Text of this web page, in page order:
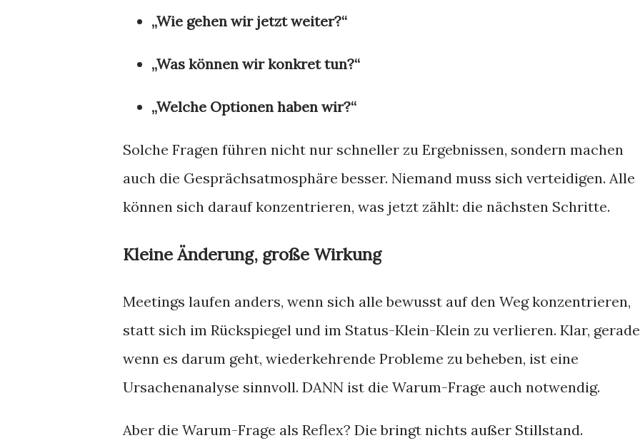
„Wie gehen wir jetzt weiter?“
„Was können wir konkret tun?“
„Welche Optionen haben wir?“
Solche Fragen führen nicht nur schneller zu Ergebnissen, sondern machen
auch die Gesprächsatmosphäre besser. Niemand muss sich verteidigen. Alle
können sich darauf konzentrieren, was jetzt zählt: die nächsten Schritte.
Kleine Änderung, große Wirkung
Meetings laufen anders, wenn sich alle bewusst auf den Weg konzentrieren,
statt sich im Rückspiegel und im Status-Klein-Klein zu verlieren. Klar, gerade
wenn es darum geht, wiederkehrende Probleme zu beheben, ist eine
Ursachenanalyse sinnvoll. DANN ist die Warum-Frage auch notwendig.
Aber die Warum-Frage als Reflex? Die bringt nichts außer Stillstand.